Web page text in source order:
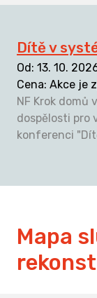
Dítě v
Od: 13. 10.
Cena: Akce je
NF Krok domů
dospělosti pro
konferenci
Mapa